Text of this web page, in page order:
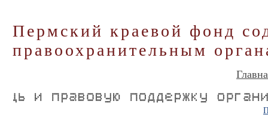
Пермский краевой фонд
правоохранительным